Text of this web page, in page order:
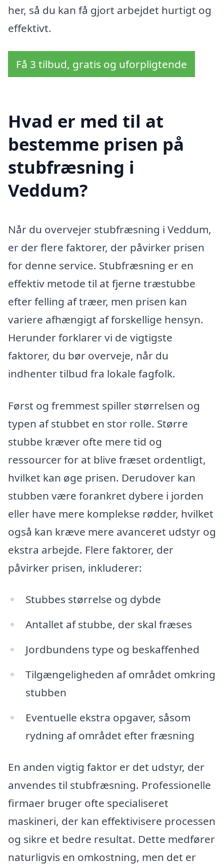
her, så du kan få gjort arbejdet hurtigt og
effektivt.
Få 3 tilbud, gratis og uforpligtende
Hvad er med til at
bestemme prisen på
stubfræsning i
Veddum?
Når du overvejer stubfræsning i Veddum,
er der flere faktorer, der påvirker prisen
for denne service. Stubfræsning er en
effektiv metode til at fjerne træstubbe
efter felling af træer, men prisen kan
variere afhængigt af forskellige hensyn.
Herunder forklarer vi de vigtigste
faktorer, du bør overveje, når du
indhenter tilbud fra lokale fagfolk.
Først og fremmest spiller størrelsen og
typen af stubbet en stor rolle. Større
stubbe kræver ofte mere tid og
ressourcer for at blive fræset ordentligt,
hvilket kan øge prisen. Derudover kan
stubben være forankret dybere i jorden
eller have mere komplekse rødder, hvilket
også kan kræve mere avanceret udstyr og
ekstra arbejde. Flere faktorer, der
påvirker prisen, inkluderer:
Stubbes størrelse og dybde
Antallet af stubbe, der skal fræses
Jordbundens type og beskaffenhed
Tilgængeligheden af området omkring
stubben
Eventuelle ekstra opgaver, såsom
rydning af området efter fræsning
En anden vigtig faktor er det udstyr, der
anvendes til stubfræsning. Professionelle
firmaer bruger ofte specialiseret
maskineri, der kan effektivisere processen
og sikre et bedre resultat. Dette medfører
naturligvis en omkostning, men det er